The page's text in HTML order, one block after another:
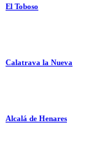
El Toboso
Calatrava la Nueva
Alcalá de Henares